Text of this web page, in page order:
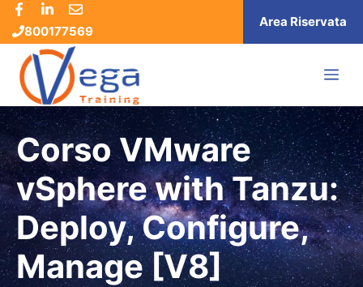
Vai
contenuto
800177569
Area Riservata
Corso VMware
vSphere with Tanzu:
Deploy, Configure,
Manage [V8]